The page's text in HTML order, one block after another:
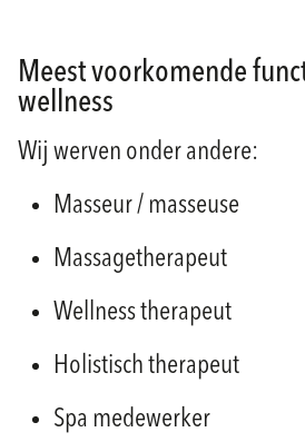
Meest voorkomende
wellness
Wij werven onder andere:
Masseur / masseuse
Massagetherapeut
Wellness therapeut
Holistisch therapeut
Spa medewerker